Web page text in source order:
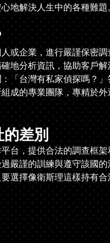
地解決人生中的各種難題
或企業，進行嚴謹保密
地分析資訊，協助客戶
「台灣有私家偵探嗎？
成的專業團隊，專精於
的差別
台，提供合法的調查框
嚴謹的訓練與遵守該國
選擇像衛斯理這樣持有